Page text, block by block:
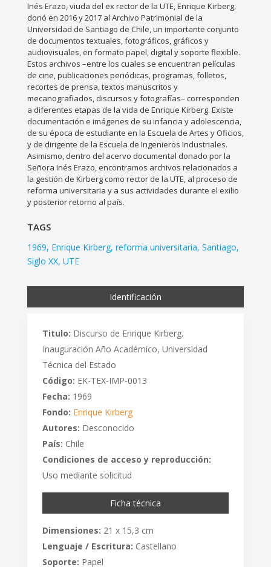
Inés Erazo, viuda del ex rector de la UTE, Enrique Kirberg,
donó en 2016 y 2017 al Archivo Patrimonial de la
Universidad de Santiago de Chile, un importante conjunto
de documentos textuales, fotográficos, gráficos y
audiovisuales, en formato papel, digital y soporte flexible.
Estos archivos –entre los cuales se encuentran películas
de cine, publicaciones periódicas, programas, folletos,
recortes de prensa, textos manuscritos y
mecanografiados, discursos y fotografías– corresponden
a diferentes etapas de la vida de Enrique Kirberg. Existe
documentación e imágenes de su infancia y adolescencia,
de su época de estudiante en la Escuela de Artes y Oficios,
y de dirigente de la Escuela de Ingenieros Industriales.
Asimismo, dentro del acervo documental donado por la
Señora Inés Erazo, encontramos archivos relacionados a
la gestión de Kirberg como rector de la UTE, al proceso de
reforma universitaria y a sus actividades durante el exilio
y posterior retorno al país.
TAGS
1969 Enrique Kirberg reforma universitaria Santiago
Siglo XX UTE
Identificación
Titulo: Discurso de Enrique Kirberg.
Inauguración Año Académico, Universidad
Técnica del Estado
Código: EK-TEX-IMP-0013
Fecha: 1969
Fondo: Enrique Kirberg
Autores: Desconocido
País: Chile
Condiciones de acceso y reproducción:
Uso mediante solicitud
Ficha técnica
Dimensiones: 21 x 15,3 cm
Lenguaje / Escritura: Castellano
Soporte: Papel